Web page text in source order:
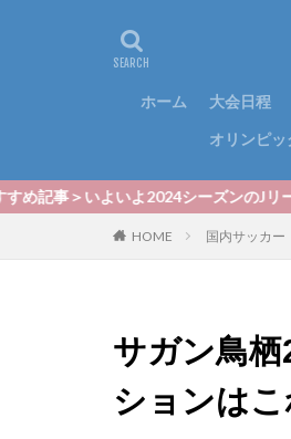
ホーム 大会日程
オリンピッ
シーズンのJリーグが開幕！優勝・
HOME 国内サッカー
サガン鳥
ションはこ